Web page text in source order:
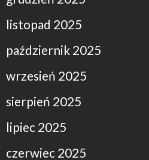
listopad 2025
październik 2025
wrzesień 2025
sierpień 2025
lipiec 2025
czerwiec 2025